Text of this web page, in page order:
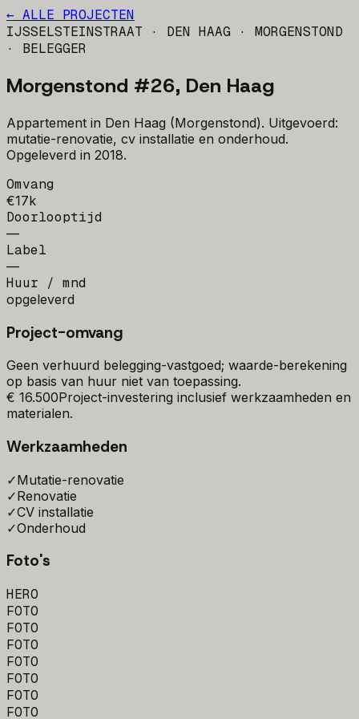
← ALLE PROJECTEN
IJSSELSTEINSTRAAT · DEN HAAG · MORGENSTOND
· BELEGGER
Morgenstond #26, Den Haag
Appartement in Den Haag (Morgenstond). Uitgevoerd:
mutatie-renovatie, cv installatie en onderhoud.
Opgeleverd in 2018.
Omvang
€17k
Doorlooptijd
—
Label
—
Huur / mnd
opgeleverd
Project-omvang
Geen verhuurd belegging-vastgoed; waarde-berekening
op basis van huur niet van toepassing.
€ 16.500Project-investering inclusief werkzaamheden en
materialen.
Werkzaamheden
✓Mutatie-renovatie
✓Renovatie
✓CV installatie
✓Onderhoud
Foto's
HERO
FOTO
FOTO
FOTO
FOTO
FOTO
FOTO
FOTO